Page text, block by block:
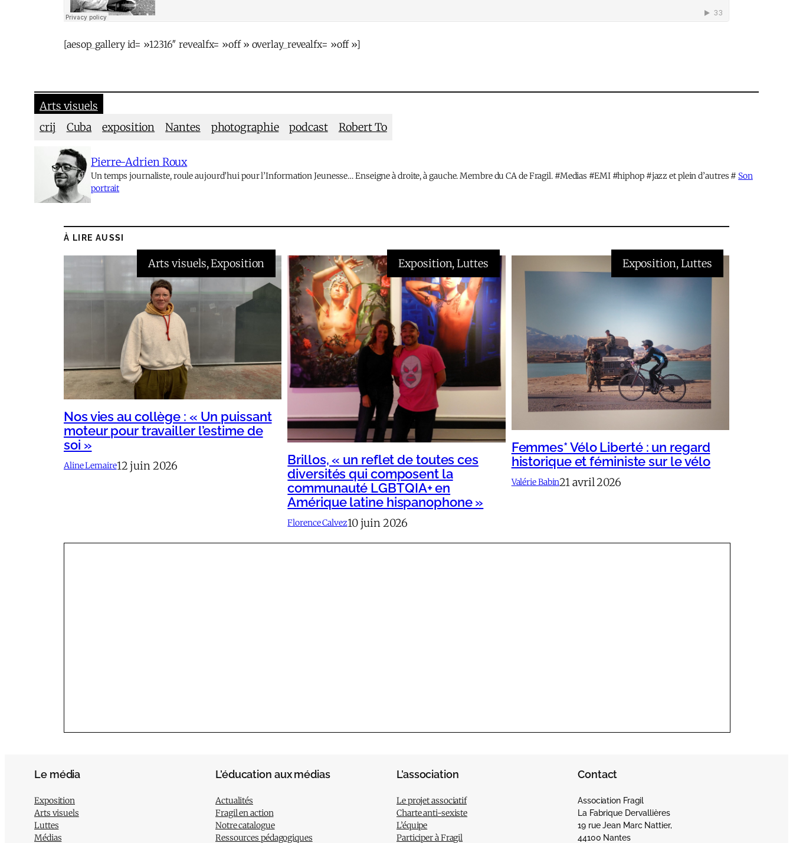
[aesop_gallery id= »12316″ revealfx= »off » overlay_revealfx= »off »]
Arts visuels
crij
Cuba exposition Nantes photographie podcast Robert To
Pierre-Adrien Roux
Un temps journaliste, roule aujourd’hui pour l’Information Jeunesse… Enseigne à droite, à gauche. Membre du CA de Fragil. #Medias #EMI #hiphop #jazz et plein d’autres # Son
portrait
À LIRE AUSSI
Arts visuels, Exposition
Nos vies au collège : « Un puissant
moteur pour travailler l’estime de
soi »
Aline Lemaire12 juin 2026
Exposition, Luttes
Brillos, « un reflet de toutes ces
diversités qui composent la
communauté LGBTQIA+ en
Amérique latine hispanophone »
Florence Calvez10 juin 2026
Exposition, Luttes
Femmes* Vélo Liberté : un regard
historique et féministe sur le vélo
Valérie Babin21 avril 2026
Le média
Exposition
Arts visuels
Luttes
Médias
L’éducation aux médias
Actualités
Fragil en action
Notre catalogue
Ressources pédagogiques
L’association
Le projet associatif
Charte anti-sexiste
L’équipe
Participer à Fragil
Contact
Association Fragil
La Fabrique Dervallières
19 rue Jean Marc Nattier,
44100 Nantes